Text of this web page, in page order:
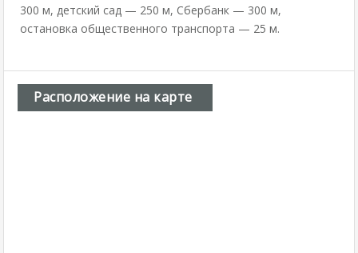
300 м, детский сад — 250 м, Сбербанк — 300 м,
остановка общественного транспорта — 25 м.
Расположение на карте